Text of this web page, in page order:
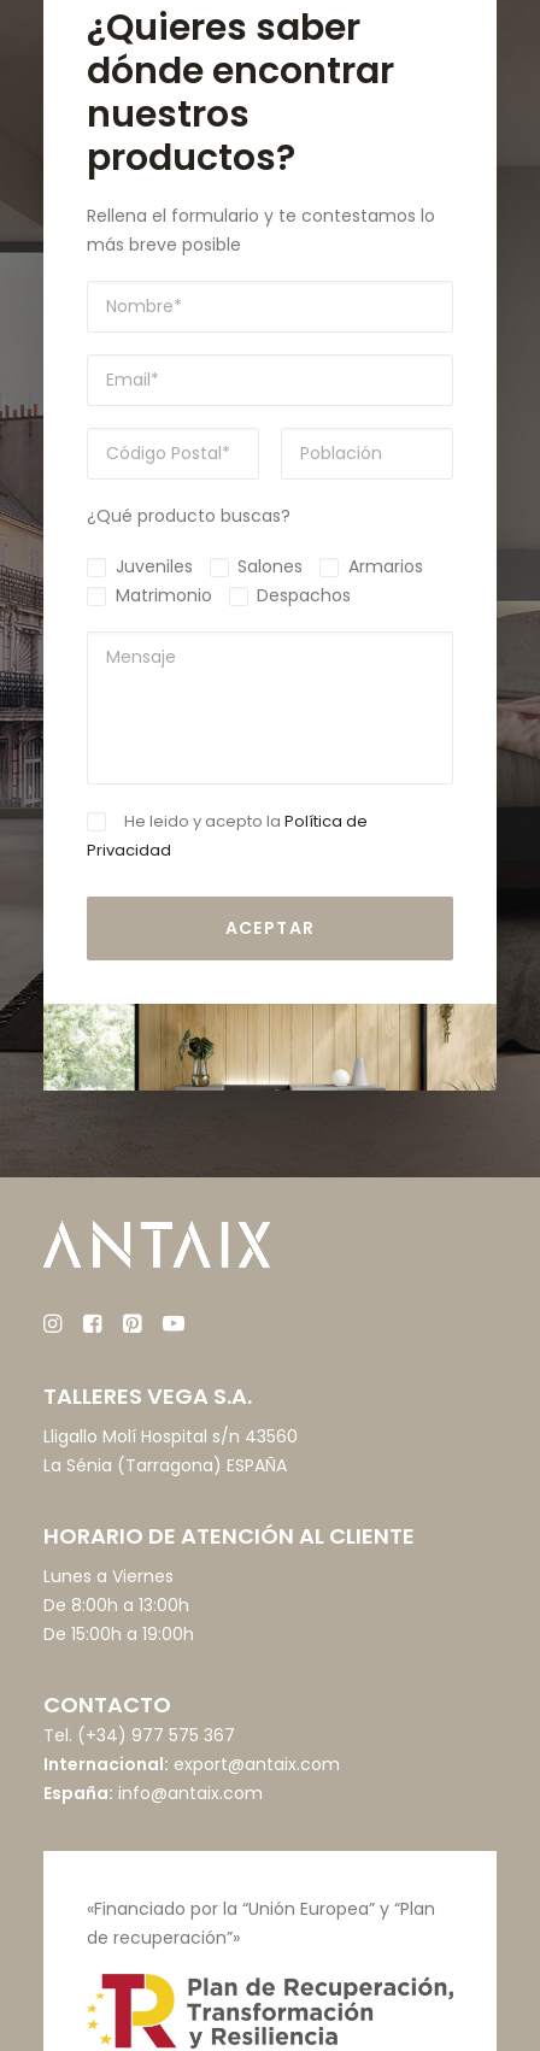
¿Quieres saber
dónde encontrar
nuestros
productos?
Rellena el formulario y te contestamos lo
más breve posible
¿Qué producto buscas?
Juveniles Salones
Armarios
Matrimonio
Despachos
He leido y acepto laPolítica de
Privacidad
TALLERES VEGA S.A.
Lligallo Molí Hospital s/n 43560
La Sénia (Tarragona) ESPAÑA
HORARIO DE ATENCIÓN AL CLIENTE
Lunes a Viernes
De 8:00h a 13:00h
De 15:00h a 19:00h
CONTACTO
Tel. (+34) 977 575 367
Internacional: export@antaix.com
España: info@antaix.com
«Financiado por la “Unión Europea” y “Plan
de recuperación”»